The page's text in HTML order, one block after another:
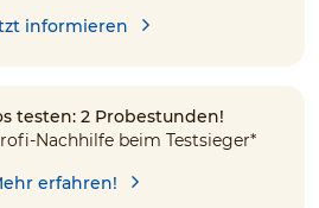
informieren
testen: 2 Probestunden!
Nachhilfe beim Testsieger*
erfahren!